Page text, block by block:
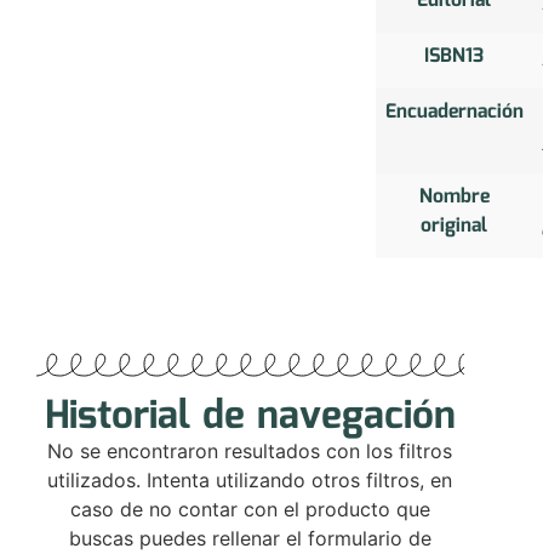
ISBN13
Encuadernación
Nombre
original
Historial de navegación
No se encontraron resultados con los filtros
utilizados. Intenta utilizando otros filtros, en
caso de no contar con el producto que
buscas puedes rellenar el formulario de